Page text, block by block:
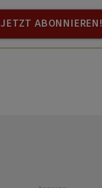
JETZT ABONNIEREN!